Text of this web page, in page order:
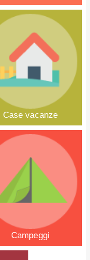
Case vacanze
Campeggi